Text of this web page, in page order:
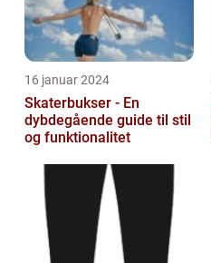
16 januar 2024
Skaterbukser - En
dybdegående guide til stil
og funktionalitet